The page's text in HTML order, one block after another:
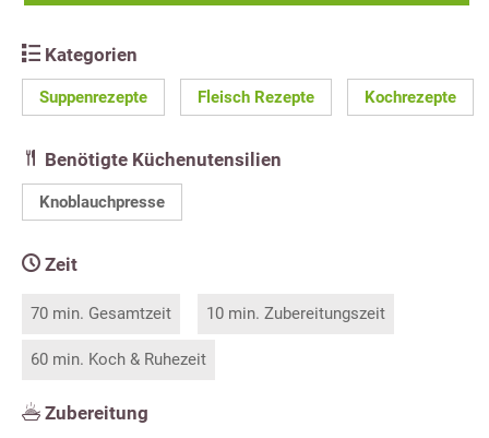
Kategorien
Suppenrezepte Fleisch Rezepte Kochrezepte
Benötigte Küchenutensilien
Knoblauchpresse
Zeit
70 min. Gesamtzeit 10 min. Zubereitungszeit
60 min. Koch & Ruhezeit
Zubereitung